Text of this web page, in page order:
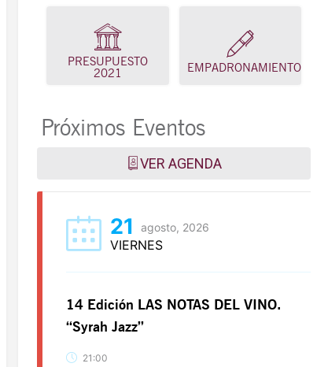
PRESUPUESTO
2021
EMPADRONAMIENTO
Próximos Eventos
VER AGENDA
21 agosto, 2026
VIERNES
14 Edición LAS NOTAS DEL VINO.
“Syrah Jazz”
21:00